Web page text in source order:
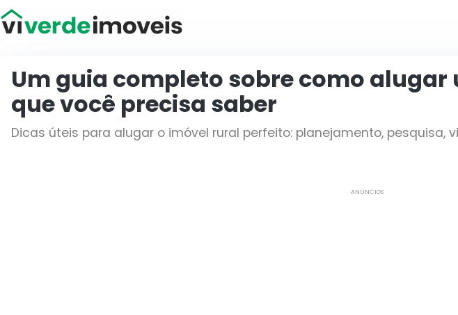
Viver de Imóveis
Um guia completo sobre como
que você precisa saber
Dicas úteis para alugar o imóvel rural perfeito: planejamento, pesquisa,
ANÚNCIOS